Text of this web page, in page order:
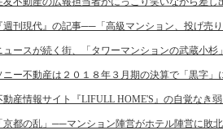
週刊現代』の記事──「高級マンション、投げ売
ュースが続く街、「タワーマンションの武蔵小杉
ニー不動産は２０１８年３月期の決算で「黒字」
動産情報サイト『LIFULL HOME'S』の自覚なき
京都の乱」──マンション陣営がホテル陣営に敗北